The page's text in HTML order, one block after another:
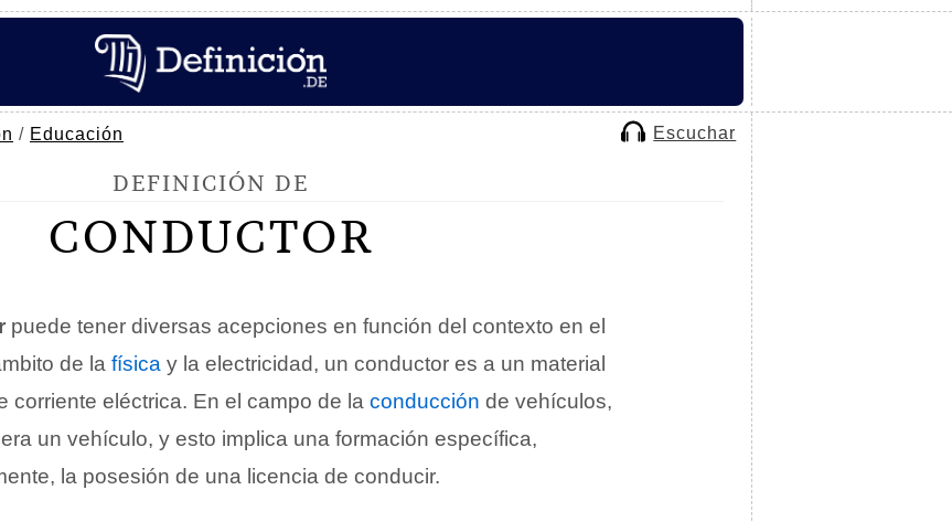
/ Educación Escuchar
DEFINICIÓN DE
CONDUCTOR
puede tener diversas acepciones en función del contexto en el
de la física y la electricidad, un conductor es a un material
corriente eléctrica. En el campo de la conducción de vehículos,
un vehículo, y esto implica una formación específica,
la posesión de una licencia de conducir.